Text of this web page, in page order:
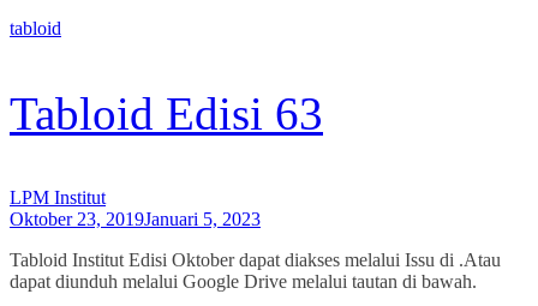
tabloid
Tabloid Edisi 63
LPM Institut
Oktober 23, 2019Januari 5, 2023
Tabloid Institut Edisi Oktober dapat diakses melalui Issu di .Atau
dapat diunduh melalui Google Drive melalui tautan di bawah.